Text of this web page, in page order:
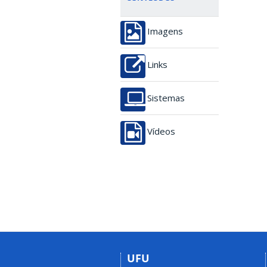
Imagens
Links
Sistemas
Vídeos
UFU